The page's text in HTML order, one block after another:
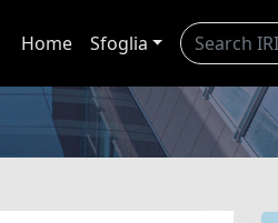
Home Sfoglia